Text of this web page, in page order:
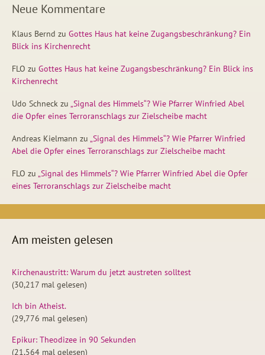
Neue Kommentare
Klaus Bernd zu Gottes Haus hat keine Zugangsbeschränkung? Ein
Blick ins Kirchenrecht
FLO zu Gottes Haus hat keine Zugangsbeschränkung? Ein Blick ins
Kirchenrecht
Udo Schneck zu „Signal des Himmels“? Wie Pfarrer Winfried Abel
die Opfer eines Terroranschlags zur Zielscheibe macht
Andreas Kielmann zu „Signal des Himmels“? Wie Pfarrer Winfried
Abel die Opfer eines Terroranschlags zur Zielscheibe macht
FLO zu „Signal des Himmels“? Wie Pfarrer Winfried Abel die Opfer
eines Terroranschlags zur Zielscheibe macht
Am meisten gelesen
Kirchenaustritt: Warum du jetzt austreten solltest
(30,217 mal gelesen)
Ich bin Atheist.
(29,776 mal gelesen)
Epikur: Theodizee in 90 Sekunden
(21,564 mal gelesen)